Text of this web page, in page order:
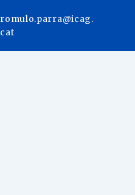
romulo.parra@icag.
cat